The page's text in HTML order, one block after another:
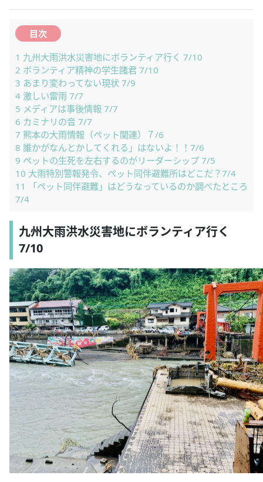
目次
1 九州大雨洪水災害地にボランティア行く 7/10
2 ボランティア精神の学生諸君 7/10
3 あまり変わってない現状 7/9
4 激しい雷雨 7/7
5 メディアは事後情報 7/7
6 カミナリの音 7/7
7 熊本の大雨情報（ペット関連）７/6
8 誰かがなんとかしてくれる」はないよ！！7/6
9 ペットの生死を左右するのがリーダーシップ 7/5
10 大雨特別警報発令、ペット同伴避難所はどこだ？7/4
11
「ペット同伴避難」はどうなっているのか調べたところ
7/4
九州大雨洪水災害地にボランティア行く
7/10